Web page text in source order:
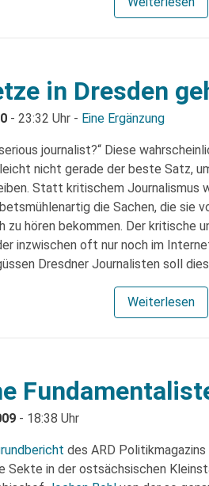
in Dresden
- 23:32 Uhr - Eine Ergänzung
journalist?“ Diese
nicht gerade der beste Satz,
Statt kritischem Journalismus
die Sachen, die sie
hören bekommen. Der kritische
inzwischen oft nur noch im
Dresdner Journalisten soll
Weiterlesen
- 18:38 Uhr
des ARD Politikmagazins
Sekte in der ostsächsischen